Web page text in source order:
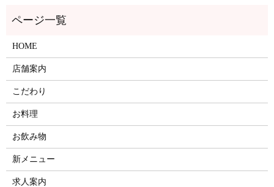
HOME
店舗案内
こだわり
お料理
お飲み物
新メニュー
求人案内